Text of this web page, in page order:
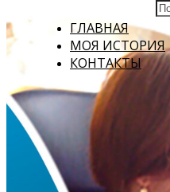
ГЛАВНАЯ
МОЯ ИСТОРИЯ
КОНТАКТЫ